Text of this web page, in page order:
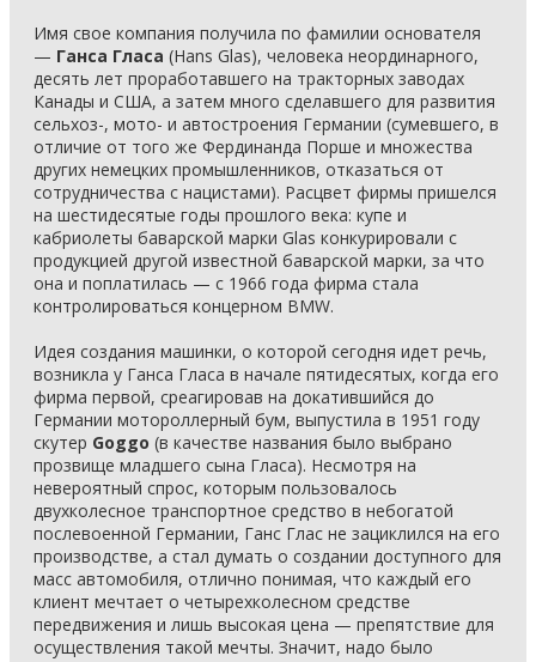
Имя свое компания получила по фамилии основателя
— Ганса Гласа (Hans Glas), человека неординарного,
десять лет проработавшего на тракторных заводах
Канады и США, а затем много сделавшего для развития
сельхоз-, мото- и автостроения Германии (сумевшего, в
отличие от того же Фердинанда Порше и множества
других немецких промышленников, отказаться от
сотрудничества с нацистами). Расцвет фирмы пришелся
на шестидесятые годы прошлого века: купе и
кабриолеты баварской марки Glas конкурировали с
продукцией другой известной баварской марки, за что
она и поплатилась — с 1966 года фирма стала
контролироваться концерном BMW.
Идея создания машинки, о которой сегодня идет речь,
возникла у Ганса Гласа в начале пятидесятых, когда его
фирма первой, среагировав на докатившийся до
Германии мотороллерный бум, выпустила в 1951 году
скутер Goggo (в качестве названия было выбрано
прозвище младшего сына Гласа). Несмотря на
невероятный спрос, которым пользовалось
двухколесное транспортное средство в небогатой
послевоенной Германии, Ганс Глас не зациклился на его
производстве, а стал думать о создании доступного для
масс автомобиля, отлично понимая, что каждый его
клиент мечтает о четырехколесном средстве
передвижения и лишь высокая цена — препятствие для
осуществления такой мечты. Значит, надо было